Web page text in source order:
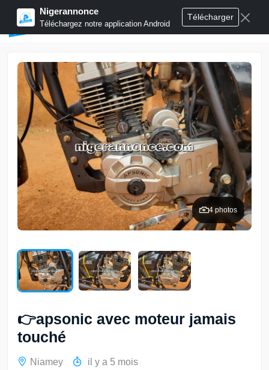
Nigerannonce
Téléchargez notre application Android
Télécharger
Publier annonces
4 photos
👉apsonic avec moteur jamais
touché
Niamey il y a 5 mois